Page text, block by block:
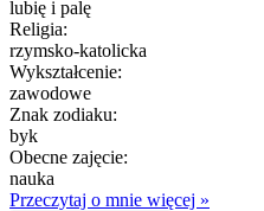
lubię i palę
Religia:
rzymsko-katolicka
Wykształcenie:
zawodowe
Znak zodiaku:
byk
Obecne zajęcie:
nauka
Przeczytaj o mnie więcej »